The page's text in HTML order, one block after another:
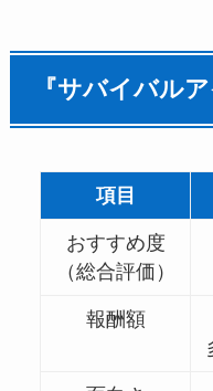
『サバイバル
項目
おすすめ度
（総合評価）
報酬額